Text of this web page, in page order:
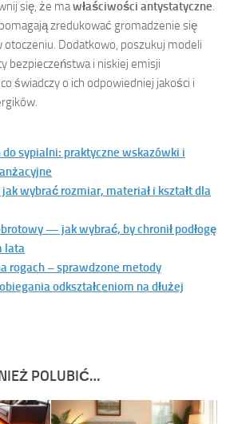
się, że mawłaściwości antystatyczne
zredukować gromadzenie się
otoczeniu. Dodatkowo, poszukuj modeli
bezpieczeństwa i niskiej emisji
świadczy o ich odpowiedniej jakości i
do sypialni: praktyczne wskazówki i
wybrać rozmiar, materiał i kształt dla
— jak wybrać, by chronił podłogę
lata
rogach – sprawdzone metody
odkształceniom na dłużej
POLUBIĆ…